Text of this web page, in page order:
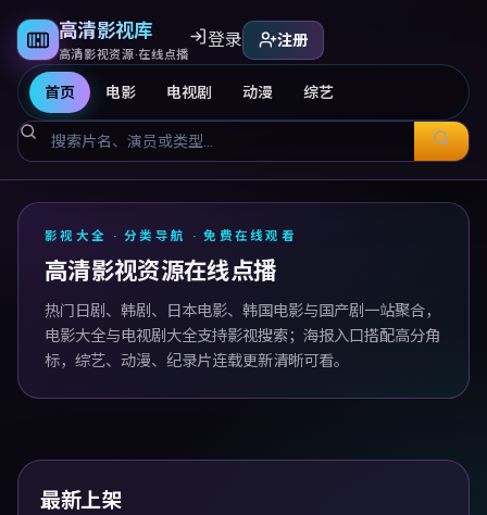
高清影视库
高清影视资源·在线点播
首页 电影 电视剧 动漫 综艺
登录 注册
高清影视库
影视大全 · 分类导航 · 免费在线观看
高清影视资源在线点播
热门日剧、韩剧、日本电影、韩国电影与国产剧一站聚合，
电影大全与电视剧大全支持影视搜索；海报入口搭配高分角
标，综艺、动漫、纪录片连载更新清晰可看。
最新上架